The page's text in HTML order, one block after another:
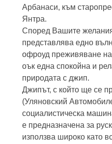
Арбанаси, към
Янтра.
Според Вашите
представлява едно
офроуд преживяване на
оък една спокойна и
природата с джип.
Джипът, с който ще се
(Уляновский
социалистическа
е предназначена за
използва широко като